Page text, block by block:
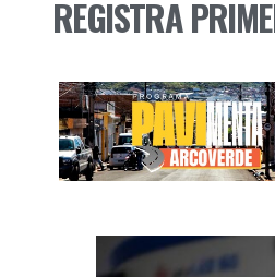
REGISTRA